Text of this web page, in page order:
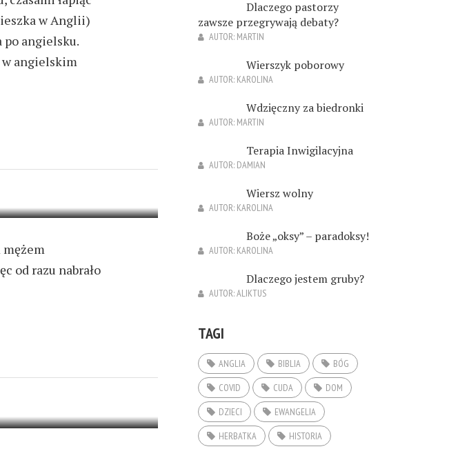
w Anglii)
po angielsku.
angielskim
mężem
od razu nabrało
Dlaczego pastorzy
zawsze przegrywają debaty?
AUTOR: MARTIN
Wierszyk poborowy
AUTOR: KAROLINA
Wdzięczny za biedronki
AUTOR: MARTIN
Terapia Inwigilacyjna
AUTOR: DAMIAN
Wiersz wolny
AUTOR: KAROLINA
Boże „oksy” – paradoksy!
AUTOR: KAROLINA
Dlaczego jestem gruby?
AUTOR:ALIKTUS
TAGI
ANGLIA BIBLIA
BÓG
COVID
CUDA
DOM
DZIECI
EWANGELIA
HERBATKA
HISTORIA